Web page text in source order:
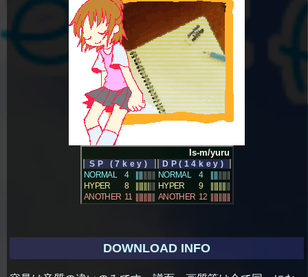
Is-m/yuru
SP (7key)
DP(14key)
NORMAL
4 |||||||||||| NORMAL 4 ||||||||||||
HYPER
8 |||||||||||| HYPER 9 ||||||||||||
ANOTHER 11 |||||||||||| ANOTHER 12 ||||||||||||
DOWNLOAD INFO